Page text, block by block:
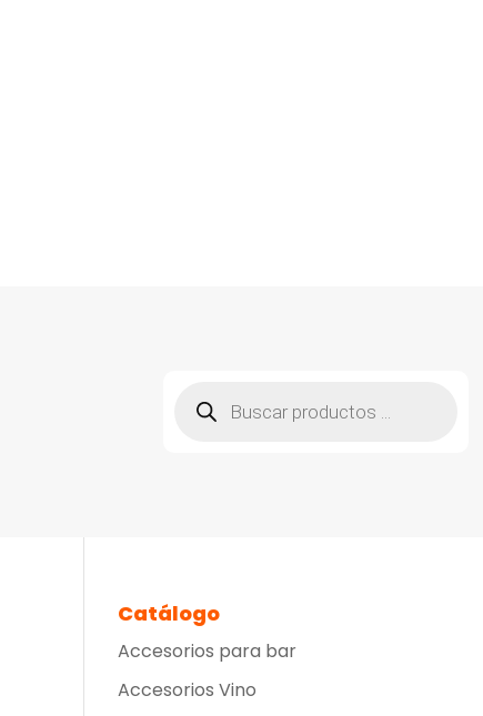
productos
Catálogo
Accesorios para bar
Accesorios Vino